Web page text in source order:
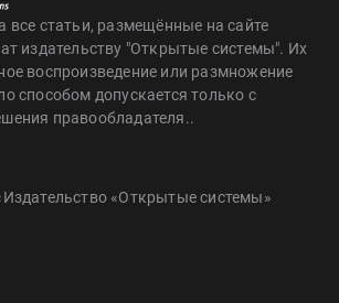
все статьи, размещённые на сайте
издательству "Открытые системы". Их
воспроизведение или размножение
способом допускается только с
правообладателя..
«Открытые системы»